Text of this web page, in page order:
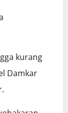
kurang
Damkar